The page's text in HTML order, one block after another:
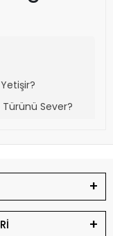
Türünü Sever?
Dikilmelidir?